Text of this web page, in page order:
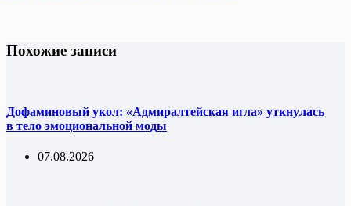
Похожие записи
Дофаминовый укол: «Адмиралтейская игла» уткнулась
в тело эмоциональной моды
07.08.2026